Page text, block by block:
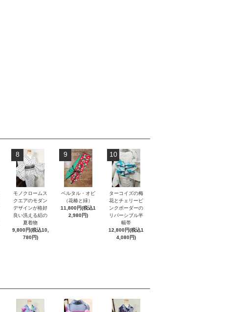
8
モノクロームス
クエアのモダン
デザインが格好
良い洗える絽の
夏着物
9,800円(税込10,
780円)
9
ベルタル・オビ
（花椿と緑）
11,800円(税込1
2,980円)
10
ターコイズの梅
花とチェリーピ
ンクボーダーの
リバーシブル半
幅帯
12,800円(税込1
4,080円)